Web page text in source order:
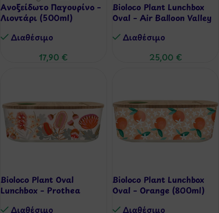
Ανοξείδωτο Παγουρίνο –
Λιοντάρι (500ml)
Διαθέσιμo
17,90 €
Bioloco Plant Lunchbox
Oval – Air Balloon Valley
Διαθέσιμo
25,00 €
Bioloco Plant Oval
Lunchbox – Prothea
Διαθέσιμo
Bioloco Plant Lunchbox
Oval – Orange (800ml)
Διαθέσιμo